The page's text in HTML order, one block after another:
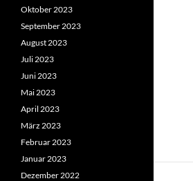
Oktober 2023
September 2023
August 2023
Juli 2023
Juni 2023
Mai 2023
April 2023
März 2023
Februar 2023
Januar 2023
Dezember 2022